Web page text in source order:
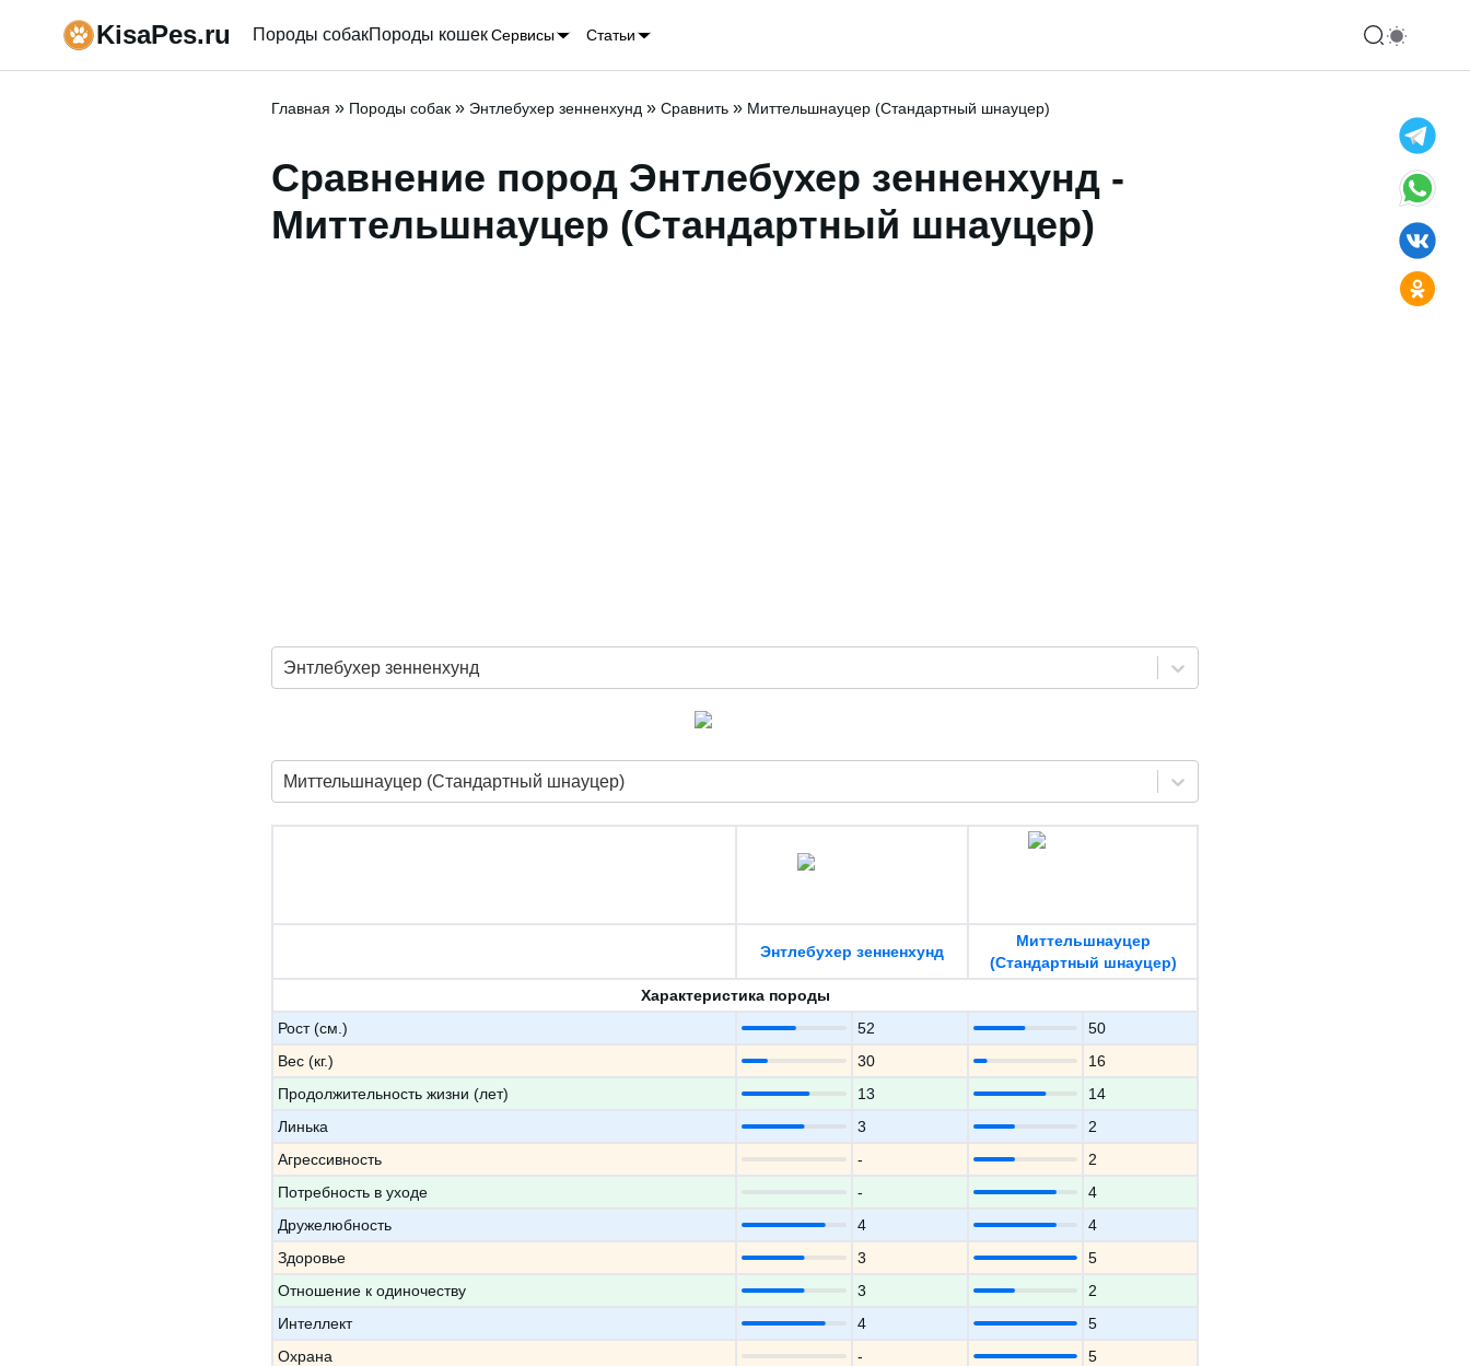
KisaPes.ru Породы собакПороды кошекСервисы Статьи
Главная » Породы собак » Энтлебухер зенненхунд » Сравнить » Миттельшнауцер (Стандартный шнауцер)
Сравнение пород Энтлебухер зенненхунд -
Миттельшнауцер (Стандартный шнауцер)
Энтлебухер зенненхунд
Миттельшнауцер (Стандартный шнауцер)
Энтлебухер зенненхунд
Миттельшнауцер
(Стандартный шнауцер)
Характеристика породы
Рост (см.)
52
50
Вес (кг.)
30
16
Продолжительность жизни (лет)
13
14
Линька
3
2
Агрессивность
-
2
Потребность в уходе
-
4
Дружелюбность
4
4
Здоровье
3
5
Отношение к одиночеству
3
2
Интеллект
4
5
Охрана
-
5